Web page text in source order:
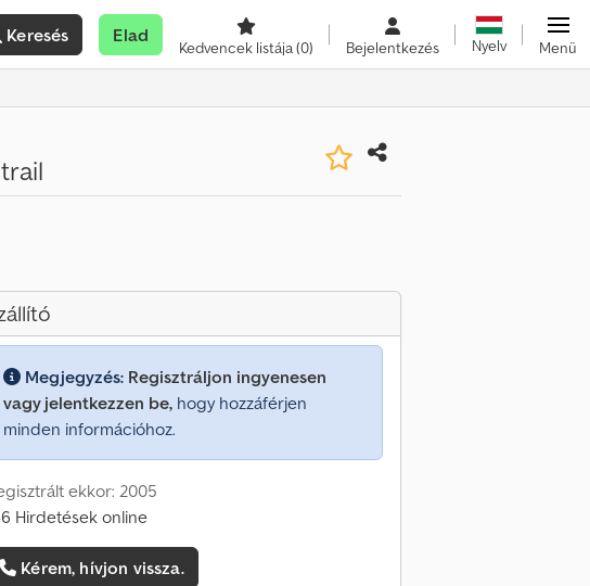
Keresés Elad
Kedvencek listája(0) Bejelentkezés Nyelv Menü
Megjegyzés: Regisztráljon ingyenesen
vagy jelentkezzen be, hogy hozzáférjen
minden információhoz.
ekkor: 2005
Hirdetések online
Kérem, hívjon vissza.